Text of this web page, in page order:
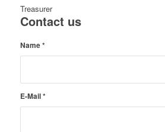
Treasurer
Contact us
Name*
E-Mail*